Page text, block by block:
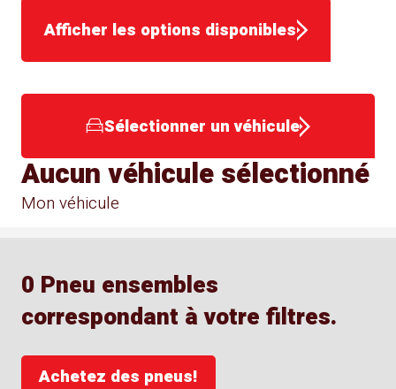
Afficher les options disponibles
Sélectionner un véhicule
Mon véhicule
Aucun véhicule sélectionné
0 Pneu ensembles
correspondant à votre filtres.
Achetez des pneus!